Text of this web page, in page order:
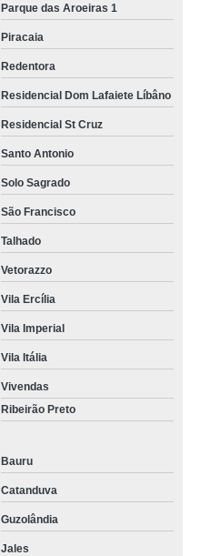
Parque das Aroeiras 1
Piracaia
Redentora
Residencial Dom Lafaiete Líbâno
Residencial St Cruz
Santo Antonio
Solo Sagrado
São Francisco
Talhado
Vetorazzo
Vila Ercília
Vila Imperial
Vila Itália
Vivendas
Ribeirão Preto
Bauru
Catanduva
Guzolândia
Jales